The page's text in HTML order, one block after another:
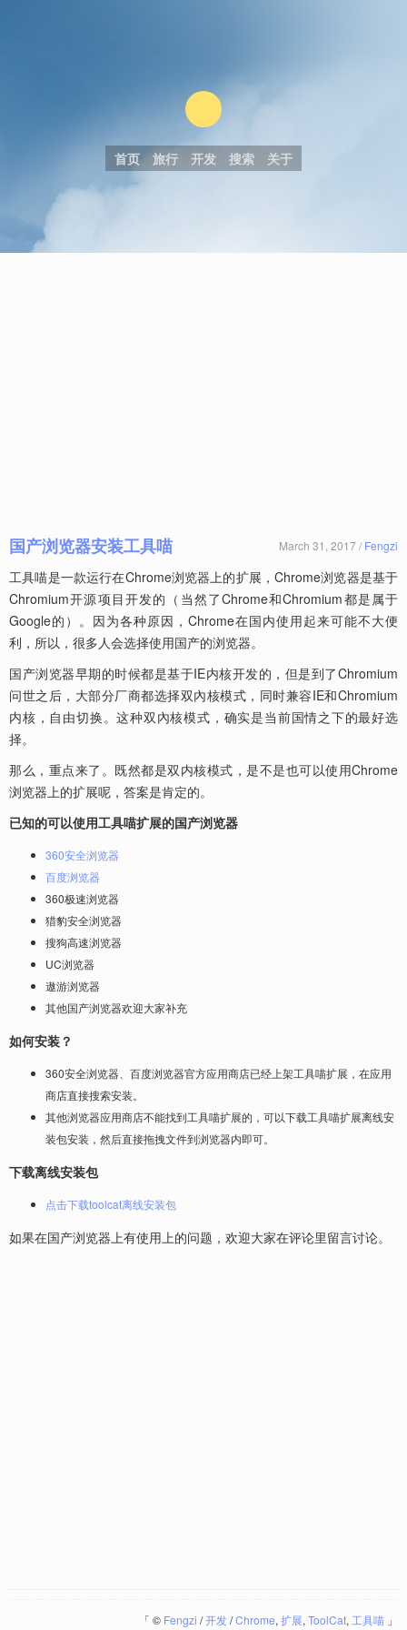
首页 旅行 开发 搜索 关于
国产浏览器安装工具喵 March 31, 2017 / Fengzi
工具喵是一款运行在Chrome浏览器上的扩展，Chrome浏览器是基于
Chromium开源项目开发的（当然了Chrome和Chromium都是属于
Google的）。因为各种原因，Chrome在国内使用起来可能不大便
利，所以，很多人会选择使用国产的浏览器。
国产浏览器早期的时候都是基于IE内核开发的，但是到了Chromium
问世之后，大部分厂商都选择双內核模式，同时兼容IE和Chromium
内核，自由切换。这种双內核模式，确实是当前国情之下的最好选
择。
那么，重点来了。既然都是双内核模式，是不是也可以使用Chrome
浏览器上的扩展呢，答案是肯定的。
已知的可以使用工具喵扩展的国产浏览器
360安全浏览器
百度浏览器
360极速浏览器
猎豹安全浏览器
搜狗高速浏览器
UC浏览器
遨游浏览器
其他国产浏览器欢迎大家补充
如何安装？
360安全浏览器、百度浏览器官方应用商店已经上架工具喵扩展，在应用
商店直接搜索安装。
其他浏览器应用商店不能找到工具喵扩展的，可以下载工具喵扩展离线安
装包安装，然后直接拖拽文件到浏览器内即可。
下载离线安装包
点击下载toolcat离线安装包
如果在国产浏览器上有使用上的问题，欢迎大家在评论里留言讨论。
「 © Fengzi /开发/Chrome, 扩展, ToolCat, 工具喵 」